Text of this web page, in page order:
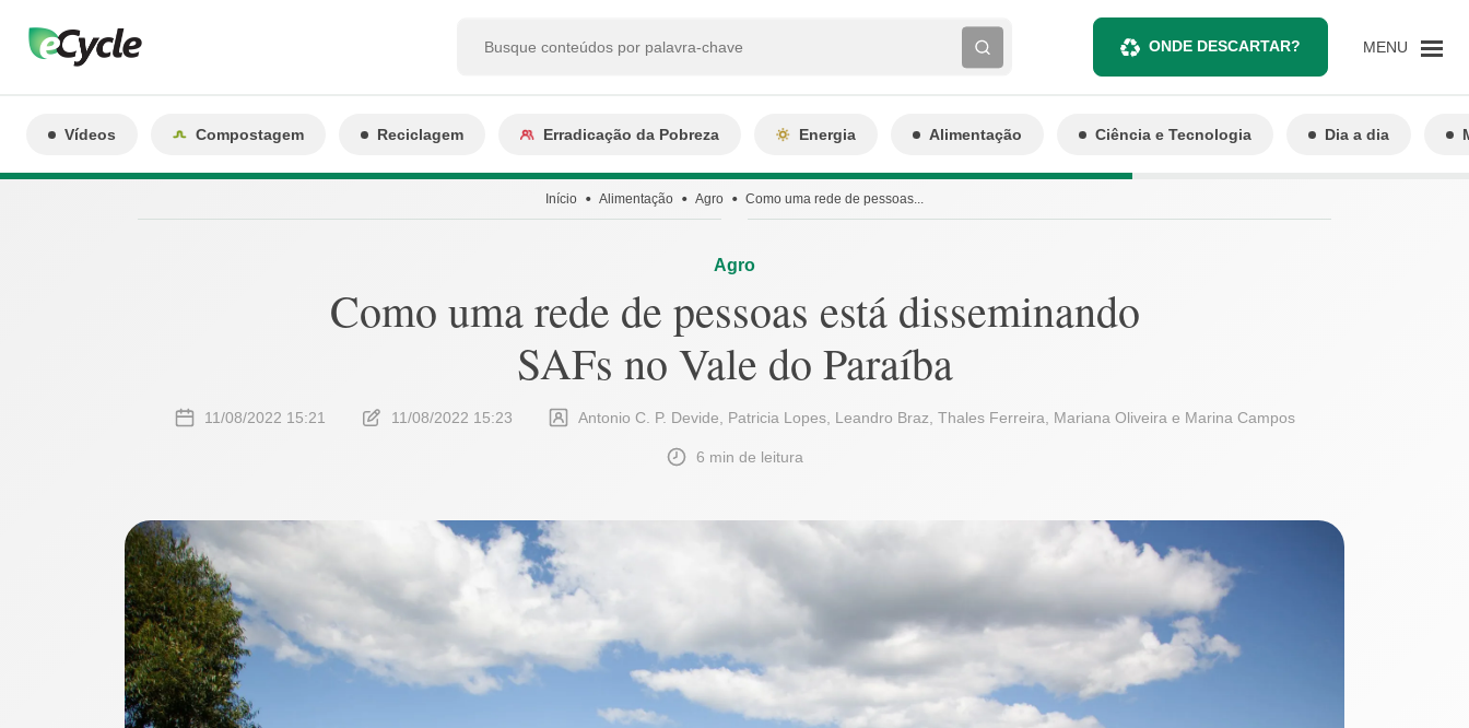
ONDE DESCARTAR? MENU
Vídeos Compostagem Reciclagem Erradicação da Pobreza Energia Alimentação Ciência e Tecnologia Dia a dia
Início Alimentação Agro Como uma rede de pessoas...
Agro
Como uma rede de pessoas está disseminando
SAFs no Vale do Paraíba
11/08/2022 15:21 11/08/2022 15:23 Antonio C. P. Devide, Patricia Lopes, Leandro Braz, Thales Ferreira, Mariana Oliveira e Marina Campos
6 min de leitura